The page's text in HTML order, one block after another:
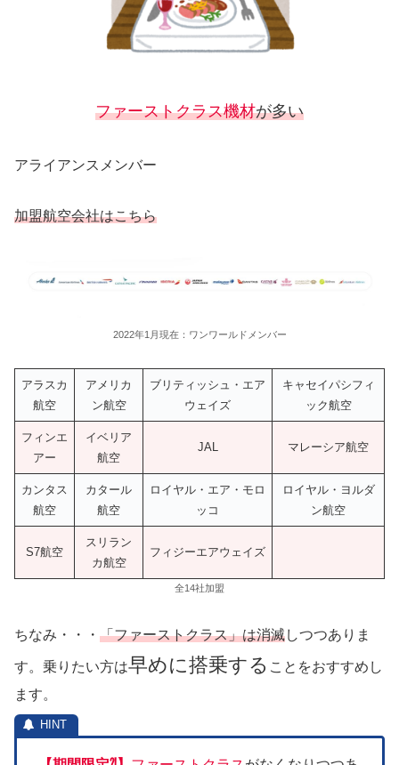
ファーストクラス機材が多い
アライアンスメンバー
加盟航空会社はこちら
2022年1月現在：ワンワールドメンバー
アラスカ
航空
アメリカ
ン航空
ブリティッシュ・エア
ウェイズ
キャセイパシフィ
ック航空
フィンエ
アー
イベリア
航空
JAL マレーシア航空
カンタス
航空
カタール
航空
ロイヤル・エア・モロ
ッコ
ロイヤル・ヨルダ
ン航空
S7航空
スリラン
カ航空
フィジーエアウェイズ
全14社加盟
ちなみ・・・ 「ファーストクラス」は消滅しつつありま
す。乗りたい方は早めに搭乗する ことをおすすめし
ます。